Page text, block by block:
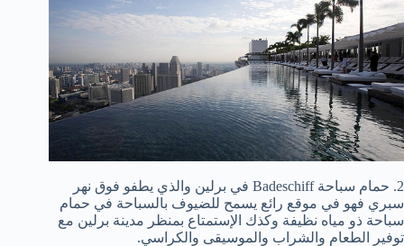
2. حمام سباحة Badeschiff في برلين والذي يطفو فوق نهر
سبري فهو في موقع رائع يسمح للضيوف بالسباحة في حمام
سباحة ذو مياه نظيفة وكذك الإستمتاع بمنظر مدينة برلين مع
توفير الطعام والشراب والموسيقى والكراسي.